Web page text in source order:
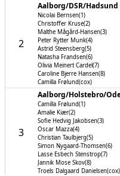
2
Aalborg/­DSR/­Hadsund
Nicolai Bernsen(1)
Christoffer Kruse(2)
Malthe Mågård-Hansen(3)
Peter Rytter Munk(4)
Astrid Steensberg(5)
Natasha Frandsen(6)
Olivia Meinert Cardel(7)
Caroline Bjerre Hansen(8)
Camilla Frølund(cox)
3
Aalborg/­Holstebro/­
Camilla Frølund(1)
Amalie Kiær(2)
Sofie Hedvig Jakobsen(3)
Oscar Mazza(4)
Christian Taulbjerg(5)
Simon Nygaard-Thomsen(6)
Lasse Esbech Stenstrop(7)
Jannik Mose Skov(8)
Troels Dalgaard Danielsen(cox)